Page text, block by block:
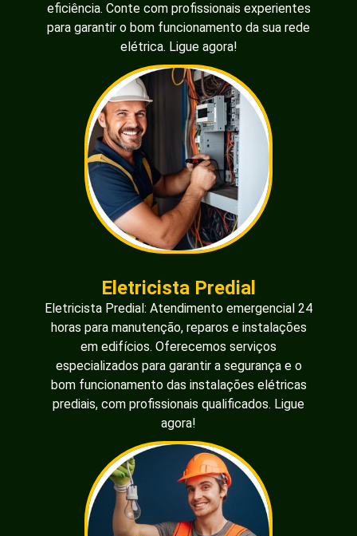
eficiência. Conte com profissionais experientes
para garantir o bom funcionamento da sua rede
elétrica. Ligue agora!
Eletricista Predial
Eletricista Predial: Atendimento emergencial 24
horas para manutenção, reparos e instalações
em edifícios. Oferecemos serviços
especializados para garantir a segurança e o
bom funcionamento das instalações elétricas
prediais, com profissionais qualificados. Ligue
agora!